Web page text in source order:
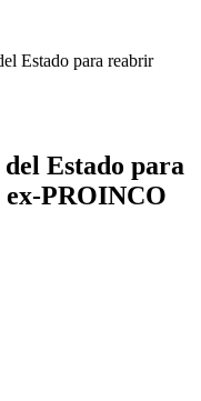
Estado para reabrir
Estado para
PROINCO